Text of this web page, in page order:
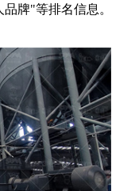
牌"等排名信息。